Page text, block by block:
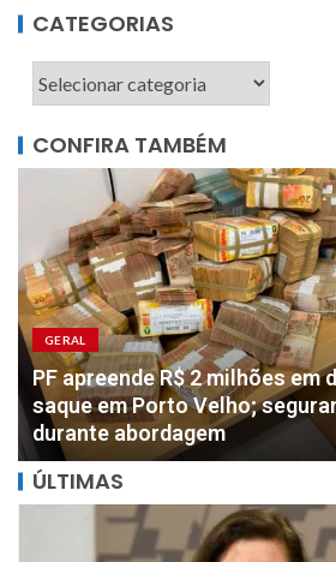
CATEGORIAS
CONFIRA TAMBÉM
GERAL
PF apreende R$ 2 milhões em
saque em Porto Velho;
durante abordagem
ÚLTIMAS